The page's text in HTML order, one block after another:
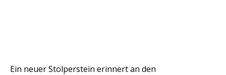
Ein neuer Stolperstein erinnert an den